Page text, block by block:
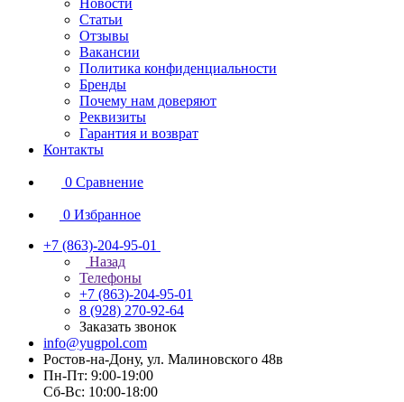
Новости
Статьи
Отзывы
Вакансии
Политика конфиденциальности
Бренды
Почему нам доверяют
Реквизиты
Гарантия и возврат
Контакты
0 Сравнение
0 Избранное
+7 (863)-204-95-01
Назад
Телефоны
+7 (863)-204-95-01
8 (928) 270-92-64
Заказать звонок
info@yugpol.com
Ростов-на-Дону, ул. Малиновского 48в
Пн-Пт: 9:00-19:00
Cб-Вс: 10:00-18:00